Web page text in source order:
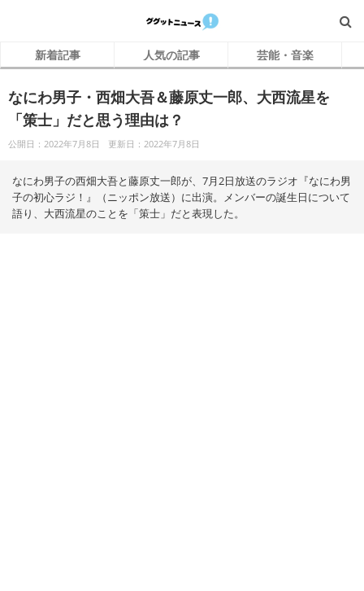
新着記事 人気の記事 芸能・音楽
なにわ男子・西畑大吾＆藤原丈一郎、大西流星を
「策士」だと思う理由は？
公開日：2022年7月8日 更新日：2022年7月8日
なにわ男子の西畑大吾と藤原丈一郎が、7月2日放送のラジオ『なにわ男
子の初心ラジ！』（ニッポン放送）に出演。メンバーの誕生日について
語り、大西流星のことを「策士」だと表現した。